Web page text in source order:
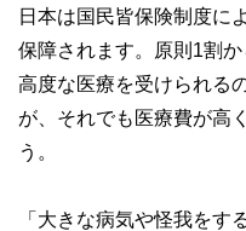
執筆者・監修者に
やすさはもちろん
な情報発信を実現
日本は国民皆保険制度に
保障されます。原則1割
高度な医療を受けられる
が、それでも医療費が高
う。
「大きな病気や怪我をす